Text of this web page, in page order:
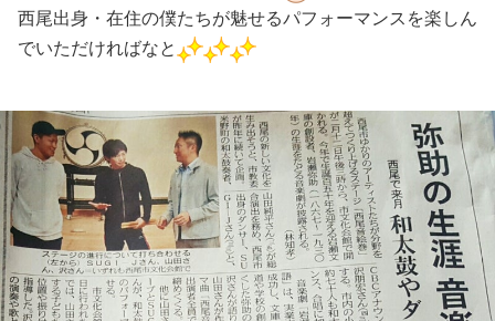
西尾出身・在住の僕たちが魅せるパフォーマンスを楽しん
でいただければなと